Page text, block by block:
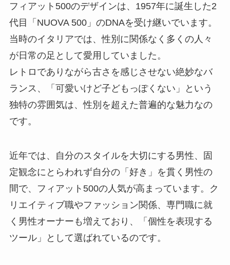
フィアット500のデザインは、1957年に誕生した2
代目「NUOVA 500」のDNAを受け継いでいます。
当時のイタリアでは、性別に関係なく多くの人々
が日常の足として愛用していました。
レトロでありながら古さを感じさせない絶妙なバ
ランス、「可愛いけど子どもっぽくない」という
独特の雰囲気は、性別を超えた普遍的な魅力なの
です。
近年では、自分のスタイルを大切にする男性、固
定観念にとらわれず自分の「好き」を貫く男性の
間で、フィアット500の人気が高まっています。ク
リエイティブ職やファッション関係、専門職に就
く男性オーナーも増えており、「個性を表現する
ツール」として選ばれているのです。